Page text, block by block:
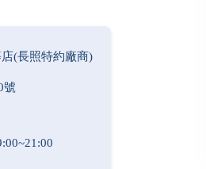
(長照特約廠商)
號